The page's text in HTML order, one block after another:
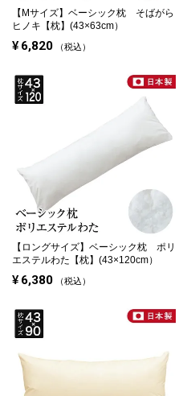
【Mサイズ】 ベーシック枕 そばがら
ヒノキ【枕】(43×63cm）
¥ 6,820 税込
【ロングサイズ】 ベーシック枕 ポリ
エステルわた【枕】(43×120cm）
¥ 6,380 税込